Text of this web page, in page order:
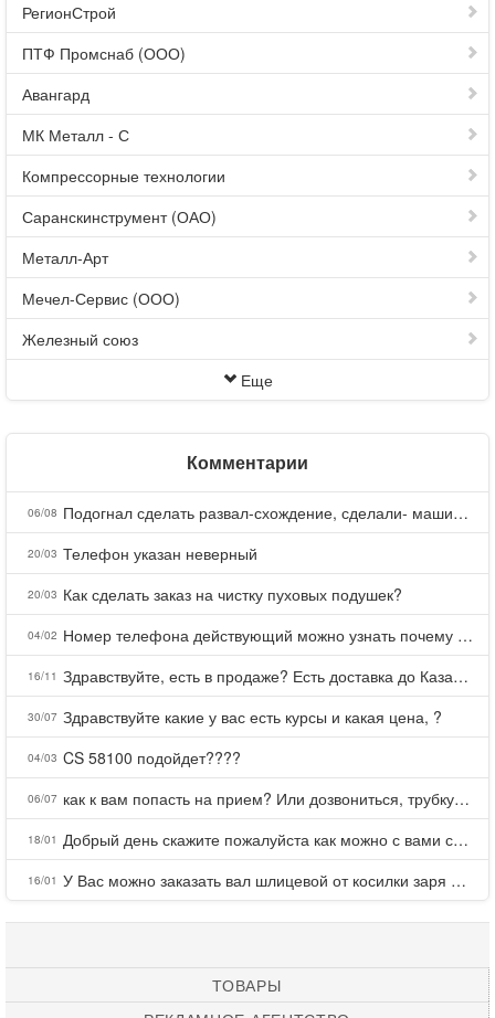
РегионСтрой
ПТФ Промснаб (ООО)
Авангард
МК Металл - С
Компрессорные технологии
Саранскинструмент (ОАО)
Металл-Арт
Мечел-Сервис (ООО)
Железный союз
Еще
Комментарии
06/08 Подогнал сделать развал-схождение, сделали- машина уходит на право и колеса проверил все хорошо с атмосферами ужас как можно делать авто, не ужели не берегут свою репутацию, не советую.
20/03 Телефон указан неверный
20/03 Как сделать заказ на чистку пуховых подушек?
04/02 Номер телефона действующий можно узнать почему номер неправельный
16/11 Здравствуйте, есть в продаже? Есть доставка до Казани?
30/07 Здравствуйте какие у вас есть курсы и какая цена, ?
04/03 CS 58100 подойдет????
06/07 как к вам попасть на прием? Или дозвониться, трубку не берете.
18/01 Добрый день скажите пожалуйста как можно с вами связаться . Телефон не отвечает .Заказала кухню в тц Хороший есть претензии а менеджер контактов не дает .Что делать?
16/01 У Вас можно заказать вал шлицевой от косилки заря для мтз, который соединяет мотоблок с косилкой.?
ТОВАРЫ